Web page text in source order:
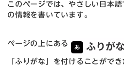
このページでは、やさしい日本語
の情報を書いています。
ページの上にある
「ふりがな」を付けることができ